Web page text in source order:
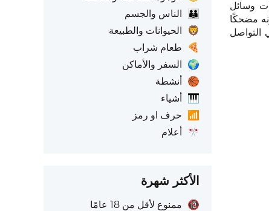
👪
الناس والجسم
🦁
الحيوانات والطبيعة
🍕
طعام شراب
🌍 السفر والأماكن
🏀 أنشطة
🎹 أشياء
📶
حرف او رمز
🎌 أعلام
الأكثر شهرة
🔞 ممنوع لأقل من 18 عامًا
وسائل
مضحكًا
التواصل